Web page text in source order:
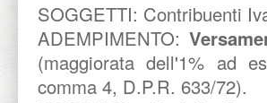
SOGGETTI: Contribuenti
ADEMPIMENTO:
(maggiorata dell'1% ad
comma 4, D.P.R. 633/72).